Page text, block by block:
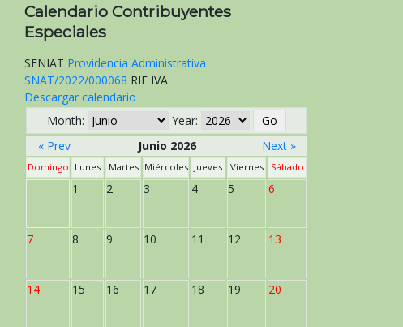
Calendario Contribuyentes
Especiales
SENIAT Providencia Administrativa
SNAT/2022/000068 RIF IVA.
Descargar calendario
Month:
Year:
« Prev
Junio 2026 Next »
Domingo Lunes Martes Miércoles Jueves Viernes Sábado
1 2 3 4 5 6
7 8 9 10 11 12 13
14 15 16 17 18 19 20